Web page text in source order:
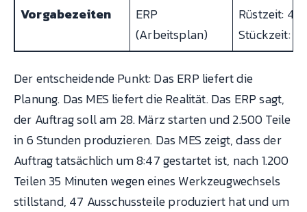
Vorgabezeiten
ERP
(Arbeitsplan)
Rüstzeit: 45
Stückzeit:
Der entscheidende Punkt: Das ERP liefert die
Planung. Das MES liefert die Realität. Das ERP sagt,
der Auftrag soll am 28. März starten und 2.500 Teile
in 6 Stunden produzieren. Das MES zeigt, dass der
Auftrag tatsächlich um 8:47 gestartet ist, nach 1.200
Teilen 35 Minuten wegen eines Werkzeugwechsels
stillstand, 47 Ausschussteile produziert hat und um